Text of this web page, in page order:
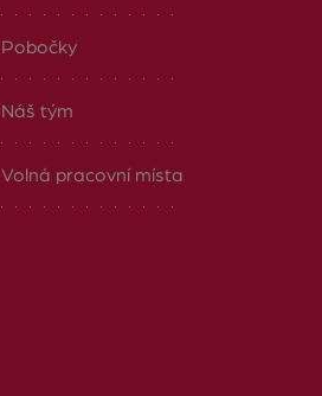
Pobočky
Náš tým
Volná pracovní místa